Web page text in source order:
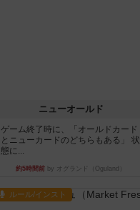
ニューオールド
ゲーム終了時に、「オールドカード
とニューカードのどちらもある」 状
態に...
約5時間前 by オグランド（Oguland）
ルール/インスト